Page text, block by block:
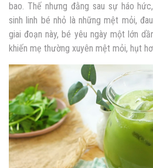
bao. Thế nhưng đằng sau sự háo
sinh linh bé nhỏ là những mệt mỏi,
giai đoạn này, bé yêu ngày một lớn
khiến mẹ thường xuyên mệt mỏi, hụt